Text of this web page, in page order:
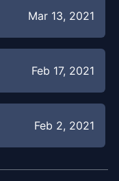
Mar 13, 2021
Feb 17, 2021
Feb 2, 2021